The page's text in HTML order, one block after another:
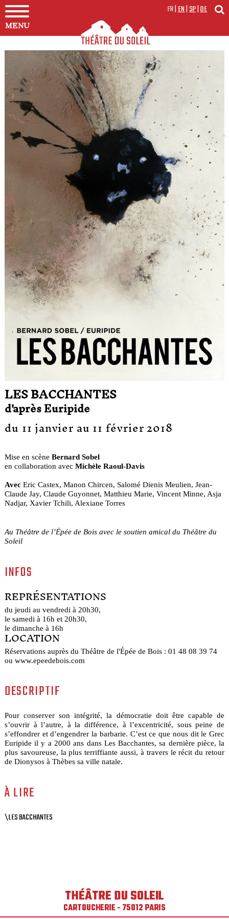
MENU
FR|EN|SP|DE
LES BACCHANTES
d'après Euripide
du 11 janvier au 11 février 2018
Mise en scène Bernard Sobel
en collaboration avec Michèle Raoul-Davis
AvecEric Castex, Manon Chircen, Salomé Dienis Meulien, Jean-
Claude Jay, Claude Guyonnet, Matthieu Marie, Vincent Minne, Asja
Nadjar, Xavier Tchili, Alexiane Torres
Au Théâtre de l’Épée de Bois avec le soutien amical du Théâtre du
Soleil
INFOS
REPRÉSENTATIONS
du jeudi au vendredi à 20h30,
le samedi à 16h et 20h30,
le dimanche à 16h
LOCATION
Réservations auprès du Théâtre de l'Épée de Bois : 01 48 08 39 74
ou www.epeedebois.com
DESCRIPTIF
Pour conserver son intégrité, la démocratie doit être capable de
s’ouvrir à l’autre, à la différence, à l’excentricité, sous peine de
s’effondrer et d’engendrer la barbarie. C’est ce que nous dit le Grec
Euripide il y a 2000 ans dans Les Bacchantes, sa dernière pièce, la
plus savoureuse, la plus terriffiante aussi, à travers le récit du retour
de Dionysos à Thèbes sa ville natale.
À LIRE
\LES BACCHANTES
THÉÂTRE DU SOLEIL
CARTOUCHERIE - 75012 PARIS